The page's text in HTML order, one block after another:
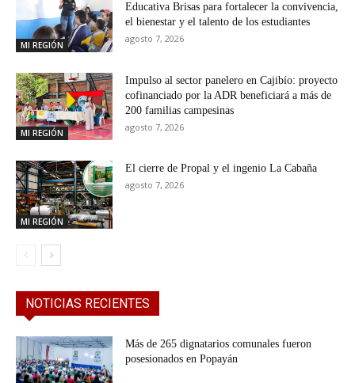
MI REGIÓN
Educativa Brisas para fortalecer la convivencia,
el bienestar y el talento de los estudiantes
agosto 7, 2026
MI REGIÓN
Impulso al sector panelero en Cajibío: proyecto
cofinanciado por la ADR beneficiará a más de
200 familias campesinas
agosto 7, 2026
MI REGIÓN
El cierre de Propal y el ingenio La Cabaña
agosto 7, 2026
NOTICIAS RECIENTES
Más de 265 dignatarios comunales fueron
posesionados en Popayán